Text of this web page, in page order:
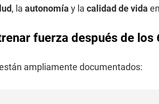
, la autonomía y la calidad de vida
fuerza después de
ampliamente documentados: